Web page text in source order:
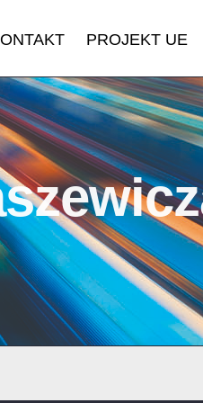
PROJEKT UE